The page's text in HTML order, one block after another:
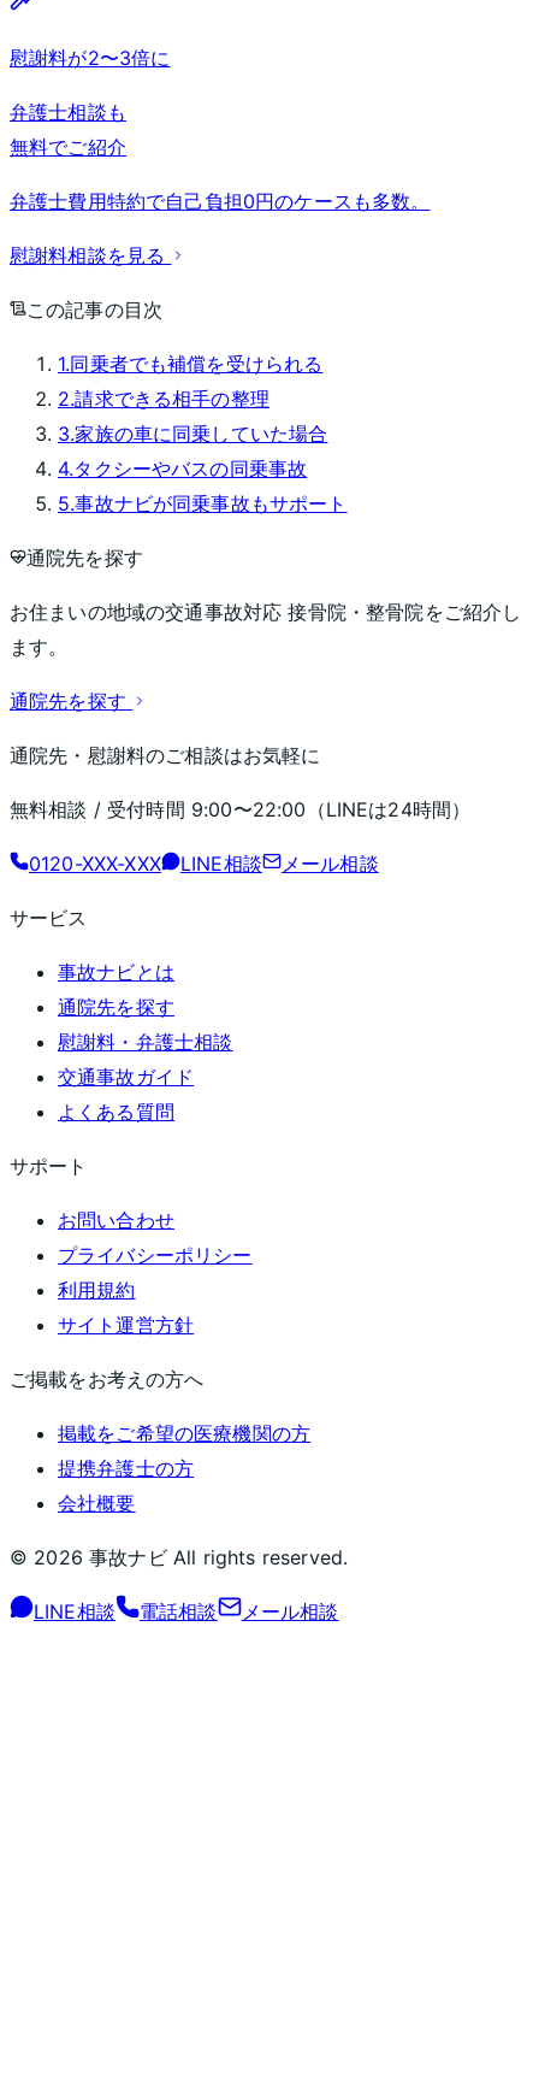
慰謝料が2〜3倍に
弁護士相談も
無料でご紹介
弁護士費用特約で自己負担0円のケースも多数。
慰謝料相談を見る
この記事の目次
1.同乗者でも補償を受けられる
2.請求できる相手の整理
3.家族の車に同乗していた場合
4.タクシーやバスの同乗事故
5.事故ナビが同乗事故もサポート
通院先を探す
お住まいの地域の交通事故対応 接骨院・整骨院をご紹介し
ます。
通院先を探す
通院先・慰謝料のご相談はお気軽に
無料相談 / 受付時間 9:00〜22:00 （LINEは24時間）
0120-XXX-XXX LINE相談 メール相談
サービス
事故ナビとは
通院先を探す
慰謝料・弁護士相談
交通事故ガイド
よくある質問
サポート
お問い合わせ
プライバシーポリシー
利用規約
サイト運営方針
ご掲載をお考えの方へ
掲載をご希望の医療機関の方
提携弁護士の方
会社概要
© 2026 事故ナビAll rights reserved.
LINE相談 電話相談 メール相談